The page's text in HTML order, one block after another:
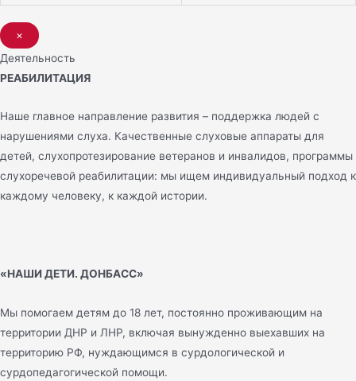
×
Деятельность
РЕАБИЛИТАЦИЯ
Наше главное направление развития – поддержка людей с
нарушениями слуха. Качественные слуховые аппараты для
детей, слухопротезирование ветеранов и инвалидов, программы
слухоречевой реабилитации: мы ищем индивидуальный подход к
каждому человеку, к каждой истории.
«НАШИ ДЕТИ. ДОНБАСС»
Мы помогаем детям до 18 лет, постоянно проживающим на
территории ДНР и ЛНР, включая вынужденно выехавших на
территорию РФ, нуждающимся в сурдологической и
сурдопедагогической помощи.